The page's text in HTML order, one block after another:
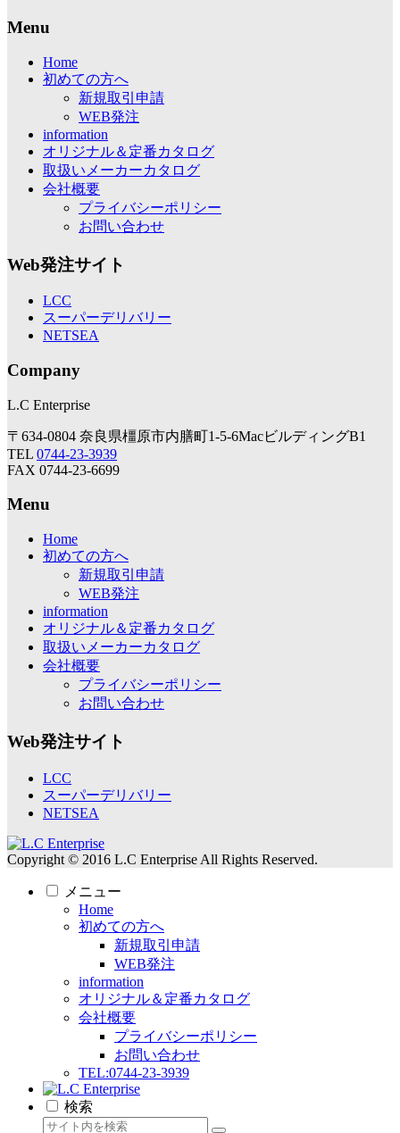
Menu
Home
初めての方へ
新規取引申請
WEB発注
information
オリジナル＆定番カタログ
取扱いメーカーカタログ
会社概要
プライバシーポリシー
お問い合わせ
Web発注サイト
LCC
スーパーデリバリー
NETSEA
Company
L.C Enterprise
〒634-0804 奈良県橿原市内膳町1-5-6MacビルディングB1
TEL 0744-23-3939
FAX 0744-23-6699
Menu
Home
初めての方へ
新規取引申請
WEB発注
information
オリジナル＆定番カタログ
取扱いメーカーカタログ
会社概要
プライバシーポリシー
お問い合わせ
Web発注サイト
LCC
スーパーデリバリー
NETSEA
Copyright © 2016 L.C Enterprise All Rights Reserved.
メニュー
Home
初めての方へ
新規取引申請
WEB発注
information
オリジナル＆定番カタログ
会社概要
プライバシーポリシー
お問い合わせ
TEL:0744-23-3939
検索